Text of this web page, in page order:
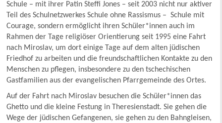
Schule – mit ihrer Patin Steffi Jones – seit 2003 nicht nur aktiver
Teil des Schulnetzwerkes Schule ohne Rassismus – Schule mit
Courage, sondern ermöglicht ihren Schüler*innen auch im
Rahmen der Tage religiöser Orientierung seit 1995 eine Fahrt
nach Miroslav, um dort einige Tage auf dem alten jüdischen
Friedhof zu arbeiten und die freundschaftlichen Kontakte zu den
Menschen zu pflegen, insbesondere zu den tschechischen
Gastfamilien aus der evangelischen Pfarrgemeinde des Ortes.
Auf der Fahrt nach Miroslav besuchen die Schüler*innen das
Ghetto und die kleine Festung in Theresienstadt. Sie gehen die
Wege der jüdischen Gefangenen, sie gehen zu den Bahngleisen,